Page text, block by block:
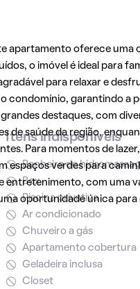
apartamento oferece uma
o imóvel é ideal para
para relaxar e
condomínio, garantindo a
destaques, com
de saúde da região,
Para momentos de
espaços verdes para
com uma
oportunidade única para
Itens indisponíveis
Banheira de
Box
Piscina privativa
Ar condicionado
Chuveiro a gás
Apartamento cobertura
Geladeira inclusa
Closet